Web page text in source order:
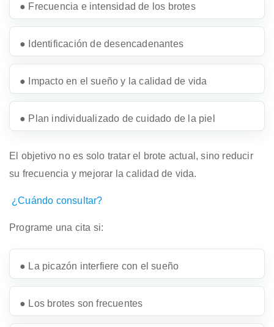
● Frecuencia e intensidad de los brotes
● Identificación de desencadenantes
● Impacto en el sueño y la calidad de vida
● Plan individualizado de cuidado de la piel
El objetivo no es solo tratar el brote actual, sino reducir
su frecuencia y mejorar la calidad de vida.
¿Cuándo consultar?
Programe una cita si:
● La picazón interfiere con el sueño
● Los brotes son frecuentes